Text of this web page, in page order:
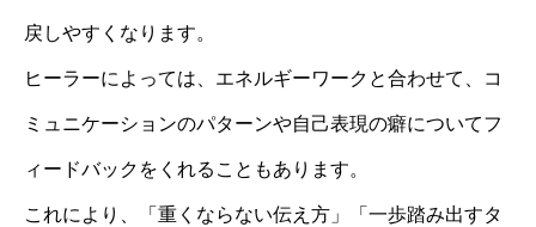
戻しやすくなります。
ヒーラーによっては、エネルギーワークと合わせて、コ
ミュニケーションのパターンや自己表現の癖についてフ
ィードバックをくれることもあります。
これにより、「重くならない伝え方」「一歩踏み出すタ